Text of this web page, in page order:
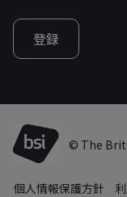
登録
© The
個人情報保護方針